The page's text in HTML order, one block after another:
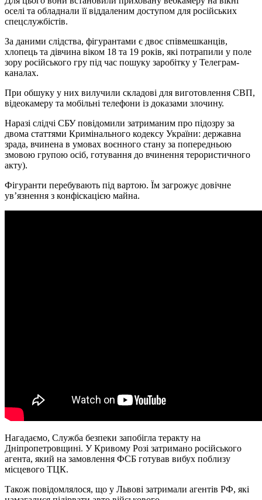
оселі та обладнали її віддаленим доступом для російських
спецслужбістів.
За даними слідства, фігурантами є двоє співмешканців,
хлопець та дівчина віком 18 та 19 років, які потрапили у поле
зору російського гру під час пошуку заробітку у Телеграм-
каналах.
При обшуку у них вилучили складові для виготовлення СВП,
відеокамеру та мобільні телефони із доказами злочину.
Наразі слідчі СБУ повідомили затриманим про підозру за
двома статтями Кримінального кодексу України: державна
зрада, вчинена в умовах воєнного стану за попередньою
змовою групою осіб, готування до вчинення терористичного
акту).
Фігуранти перебувають під вартою. Їм загрожує довічне
ув’язнення з конфіскацією майна.
Нагадаємо, Служба безпеки запобігла теракту на
Дніпропетровщині. У Кривому Розі затримано російського
агента, який на замовлення ФСБ готував вибух поблизу
місцевого ТЦК.
Також повідомлялося, що у Львові затримали агентів РФ, які